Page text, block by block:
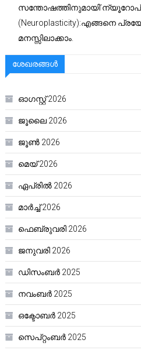
(Neuroplasticity):എങ്ങനെ
മനസ്സിലാക്കാം.
ശേഖരങ്ങൾ
ഓഗസ്റ്റ്‌ 2026
ജൂലൈ 2026
ജൂൺ 2026
മെയ്‌ 2026
ഏപ്രിൽ 2026
മാർച്ച്‌ 2026
ഫെബ്രുവരി 2026
ജനുവരി 2026
ഡിസംബർ 2025
നവംബർ 2025
ഒക്ടോബർ 2025
സെപ്റ്റംബർ 2025